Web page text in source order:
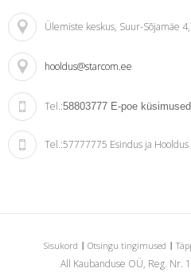
Ülemiste keskus, Suur-Sõjamäe
hooldus@starcom.ee
Tel.:58803777 E-poe küsimused
Tel.:57777775 Esindus ja Hooldus
Sisukord Otsingu tingimused
All Kaubanduse OÜ, Reg. Nr.